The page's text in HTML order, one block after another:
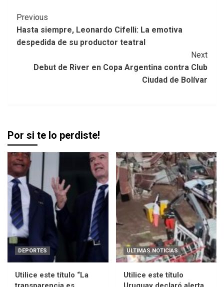
Post
Navigation
Previous
Hasta siempre, Leonardo Cifelli: La emotiva
despedida de su productor teatral
Next
Debut de River en Copa Argentina contra Club
Ciudad de Bolívar
Por si te lo perdiste!
DEPORTES
Utilice este título “La
ULTIMAS NOTICIAS
Utilice este título